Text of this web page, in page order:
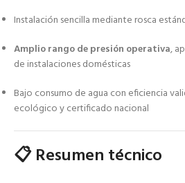
Instalación sencilla mediante rosca
Amplio rango de presión operativa,
de instalaciones domésticas
Bajo consumo de agua con eficiencia
ecológico y certificado nacional
📋 Resumen técnico